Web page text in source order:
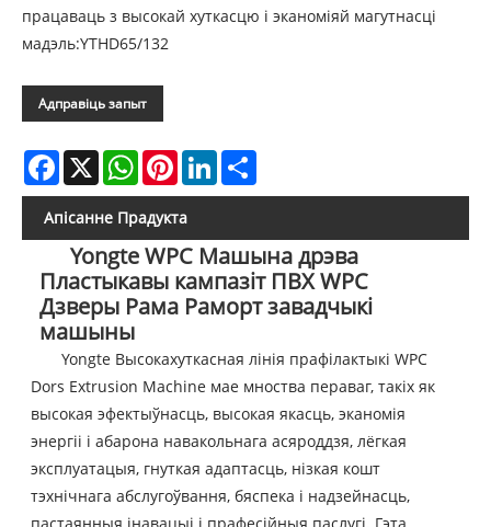
працаваць з высокай хуткасцю і эканоміяй магутнасці
мадэль:YTHD65/132
Адправіць запыт
Facebook
X WhatsAppPinterestLinkedIn
Апісанне Прадукта
Yongte WPC Машына дрэва
Пластыкавы кампазіт ПВХ WPC
Дзверы Рама Раморт завадчыкі
машыны
Yongte Высокахуткасная лінія прафілактыкі WPC
Dors Extrusion Machine мае мноства пераваг, такіх як
высокая эфектыўнасць, высокая якасць, эканомія
энергіі і абарона навакольнага асяроддзя, лёгкая
эксплуатацыя, гнуткая адаптасць, нізкая кошт
тэхнічнага абслугоўвання, бяспека і надзейнасць,